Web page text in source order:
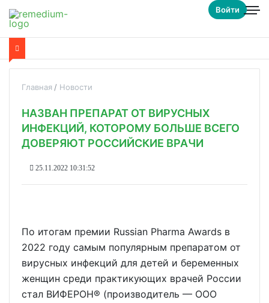
Войти
Главная Новости
НАЗВАН ПРЕПАРАТ ОТ ВИРУСНЫХ
ИНФЕКЦИЙ, КОТОРОМУ БОЛЬШЕ ВСЕГО
ДОВЕРЯЮТ РОССИЙСКИЕ ВРАЧИ
25.11.2022 10:31:52
По итогам премии Russian Pharma Awards в
2022 году самым популярным препаратом от
вирусных инфекций для детей и беременных
женщин среди практикующих врачей России
стал ВИФЕРОН® (производитель — ООО